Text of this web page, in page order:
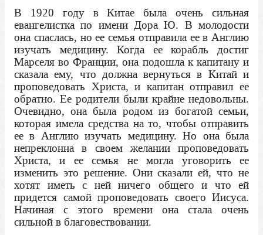
В 1920 году в Китае была очень сильная
евангелистка по имени Дора Ю. В молодости
она спаслась, но ее семья отправила ее в Англию
изучать медицину. Когда ее корабль достиг
Марселя во Франции, она подошла к капитану и
сказала ему, что должна вернуться в Китай и
проповедовать Христа, и капитан отправил ее
обратно. Ее родители были крайне недовольны.
Очевидно, она была родом из богатой семьи,
которая имела средства на то, чтобы отправить
ее в Англию изучать медицину. Но она была
непреклонна в своем желании проповедовать
Христа, и ее семья не могла уговорить ее
изменить это решение. Они сказали ей, что не
хотят иметь с ней ничего общего и что ей
придется самой проповедовать своего Иисуса.
Начиная с этого времени она стала очень
сильной в благовествовании.